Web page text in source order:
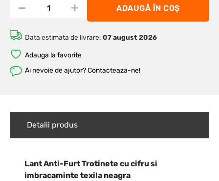
ADAUGĂ ÎN COȘ
Data estimata de livrare: 07 august 2026
Adauga la favorite
Ai nevoie de ajutor? Contacteaza-ne!
Detalii produs
Lant Anti-Furt Trotinete cu cifru si
imbracaminte texila neagra